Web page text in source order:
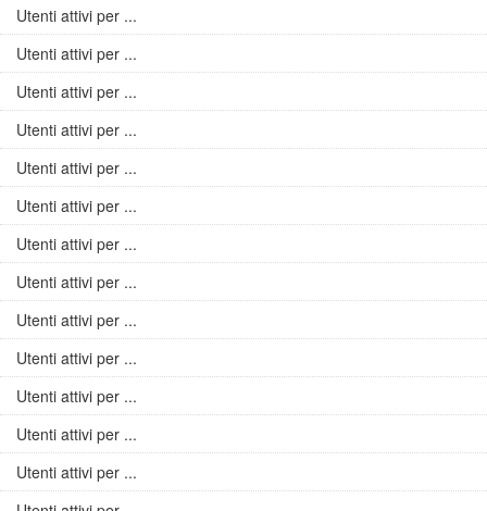
Utenti attivi per ...
Utenti attivi per ...
Utenti attivi per ...
Utenti attivi per ...
Utenti attivi per ...
Utenti attivi per ...
Utenti attivi per ...
Utenti attivi per ...
Utenti attivi per ...
Utenti attivi per ...
Utenti attivi per ...
Utenti attivi per ...
Utenti attivi per ...